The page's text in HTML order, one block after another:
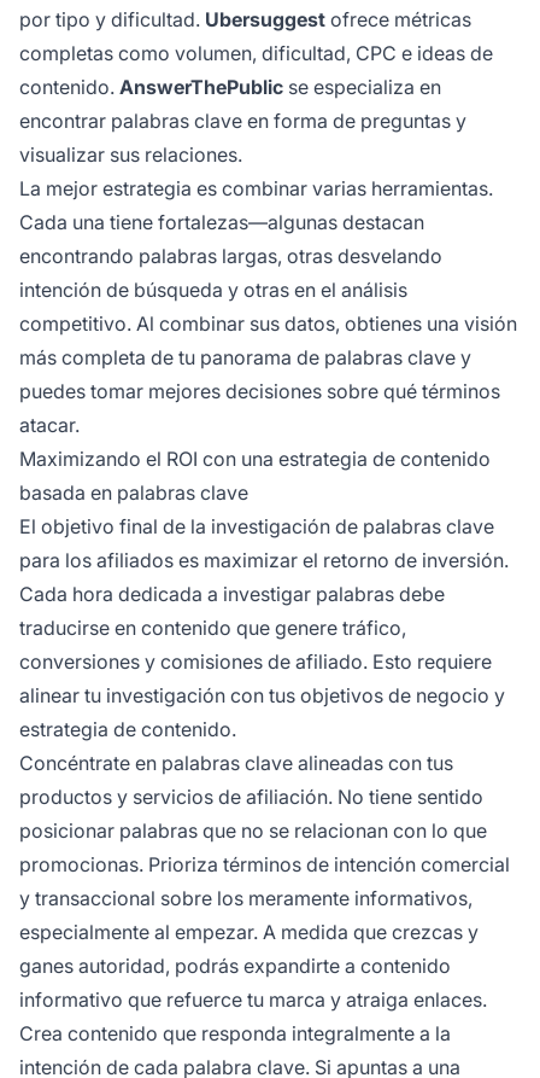
por tipo y dificultad. Ubersuggest ofrece métricas
completas como volumen, dificultad, CPC e ideas de
contenido. AnswerThePublic se especializa en
encontrar palabras clave en forma de preguntas y
visualizar sus relaciones.
La mejor estrategia es combinar varias herramientas.
Cada una tiene fortalezas—algunas destacan
encontrando palabras largas, otras desvelando
intención de búsqueda y otras en el análisis
competitivo. Al combinar sus datos, obtienes una visión
más completa de tu panorama de palabras clave y
puedes tomar mejores decisiones sobre qué términos
atacar.
Maximizando el ROI con una estrategia de contenido
basada en palabras clave
El objetivo final de la investigación de palabras clave
para los afiliados es maximizar el retorno de inversión.
Cada hora dedicada a investigar palabras debe
traducirse en contenido que genere tráfico,
conversiones y comisiones de afiliado. Esto requiere
alinear tu investigación con tus objetivos de negocio y
estrategia de contenido.
Concéntrate en palabras clave alineadas con tus
productos y servicios de afiliación. No tiene sentido
posicionar palabras que no se relacionan con lo que
promocionas. Prioriza términos de intención comercial
y transaccional sobre los meramente informativos,
especialmente al empezar. A medida que crezcas y
ganes autoridad, podrás expandirte a contenido
informativo que refuerce tu marca y atraiga enlaces.
Crea contenido que responda integralmente a la
intención de cada palabra clave. Si apuntas a una